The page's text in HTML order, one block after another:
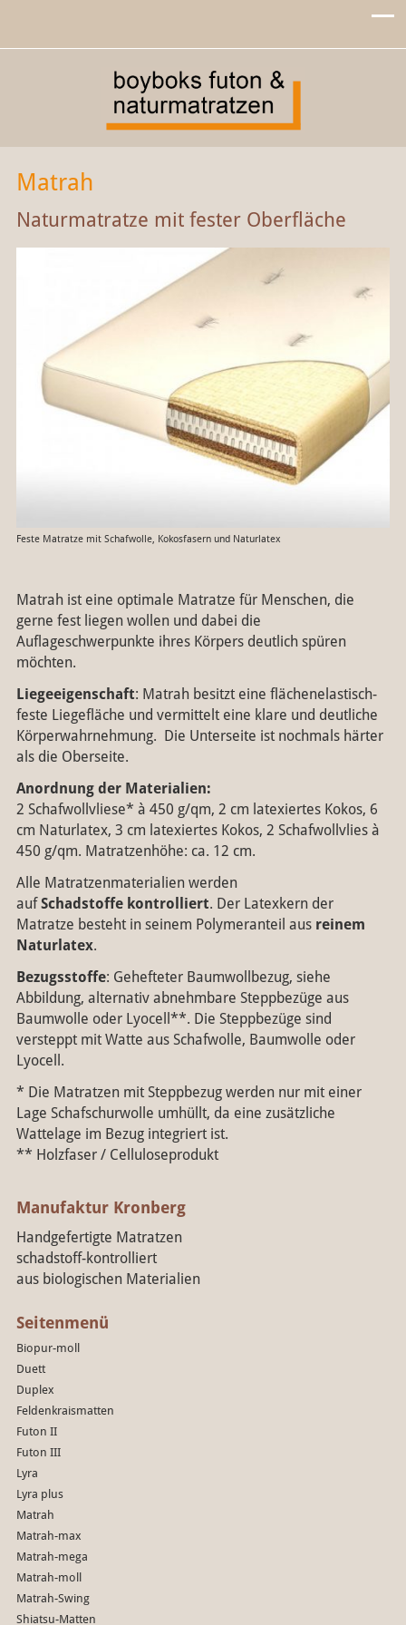
Matrah
Naturmatratze mit fester Oberfläche
Feste Matratze mit Schafwolle, Kokosfasern und Naturlatex
Matrah ist eine optimale Matratze für Menschen, die
gerne fest liegen wollen und dabei die
Auflageschwerpunkte ihres Körpers deutlich spüren
möchten.
Liegeeigenschaft: Matrah besitzt eine flächenelastisch-
feste Liegefläche und vermittelt eine klare und deutliche
Körperwahrnehmung. Die Unterseite ist nochmals härter
als die Oberseite.
Anordnung der Materialien:
2 Schafwollvliese* à 450 g/qm, 2 cm latexiertes Kokos, 6
cm Naturlatex, 3 cm latexiertes Kokos, 2 Schafwollvlies à
450 g/qm. Matratzenhöhe: ca. 12 cm.
Alle Matratzenmaterialien werden
aufSchadstoffe kontrolliert. Der Latexkern der
Matratze besteht in seinem Polymeranteil aus reinem
Naturlatex.
Bezugsstoffe: Gehefteter Baumwollbezug, siehe
Abbildung, alternativ abnehmbare Steppbezüge aus
Baumwolle oder Lyocell**. Die Steppbezüge sind
versteppt mit Watte aus Schafwolle, Baumwolle oder
Lyocell.
* Die Matratzen mit Steppbezug werden nur mit einer
Lage Schafschurwolle umhüllt, da eine zusätzliche
Wattelage im Bezug integriert ist.
** Holzfaser / Celluloseprodukt
Manufaktur Kronberg
Handgefertigte Matratzen
schadstoff-kontrolliert
aus biologischen Materialien
Seitenmenü
Biopur-moll
Duett
Duplex
Feldenkraismatten
Futon II
Futon III
Lyra
Lyra plus
Matrah
Matrah-max
Matrah-mega
Matrah-moll
Matrah-Swing
Shiatsu-Matten